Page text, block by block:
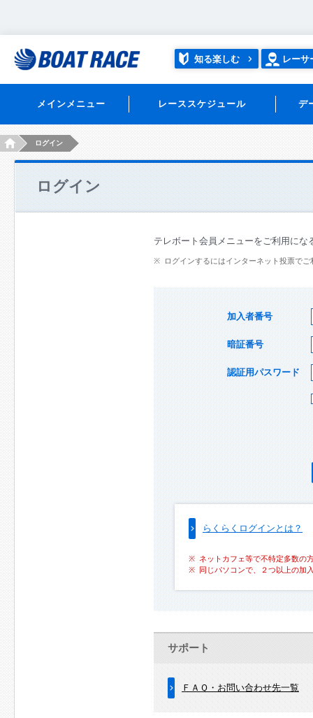
知る楽しむ レーサ
メインメニュー レーススケジュール デ
HOMEログイン
ログイン
テレボート会員メニューをご利用にな
ログインするにはインターネット投票で
加入者番号
暗証番号
認証用パスワード
らくらくログインとは？
ネットカフェ等で不特定多数の
同じパソコンで、２つ以上の加
サポート
ＦＡＱ・お問い合わせ先一覧